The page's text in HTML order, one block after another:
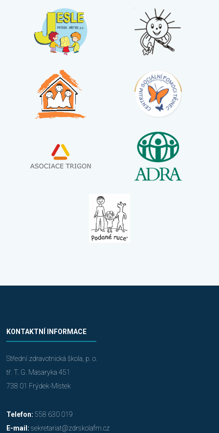
KONTAKTNÍ INFORMACE
Střední zdravotnická škola, p. o.
tř. T. G. Masaryka 451
738 01 Frýdek-Místek
Telefon: 558 630 019
E-mail: sekretariat@zdrskolafm.cz